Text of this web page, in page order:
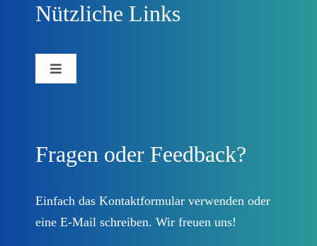
Nützliche Links
Toggle
Beteiligungsplattform
Prozessbegleitung
Fragen oder Feedback?
Einfach das Kontaktformularverwenden oder
eine E-Mail schreiben. Wir freuen uns!